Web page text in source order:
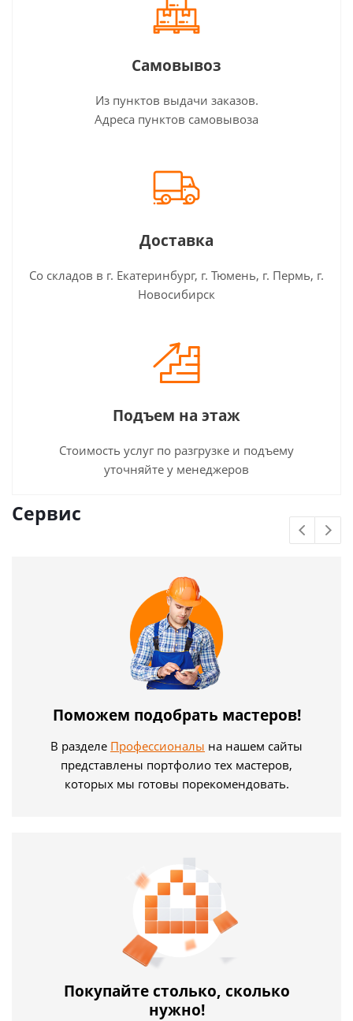
Самовывоз
Из пунктов выдачи заказов.
Адреса пунктов самовывоза
Доставка
Со складов в г. Екатеринбург, г. Тюмень, г. Пермь, г.
Новосибирск
Подъем на этаж
Стоимость услуг по разгрузке и подъему
уточняйте у менеджеров
Сервис
Поможем подобрать мастеров!
В разделе Профессионалы на нашем сайты
представлены портфолио тех мастеров,
которых мы готовы порекомендовать.
Покупайте столько, сколько
нужно!